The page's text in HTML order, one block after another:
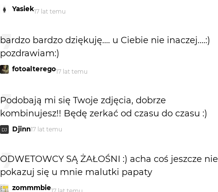
Yasiek17 lat temu
bardzo bardzo dziękuję.... u Ciebie nie inaczej....:)
pozdrawiam:)
fotoalterego17 lat temu
Podobają mi się Twoje zdjęcia, dobrze
kombinujesz!! Będę zerkać od czasu do czasu :)
DJ Djinn17 lat temu
ODWETOWCY SĄ ŻAŁOŚNI :) acha coś jeszcze nie
pokazuj się u mnie malutki papaty
zommmbie